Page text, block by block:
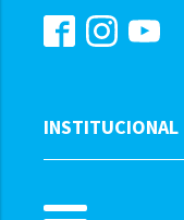
INSTITUCIONAL